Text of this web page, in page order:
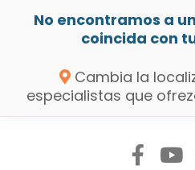
No encontramos a
coincida con
Cambia la
especialistas que